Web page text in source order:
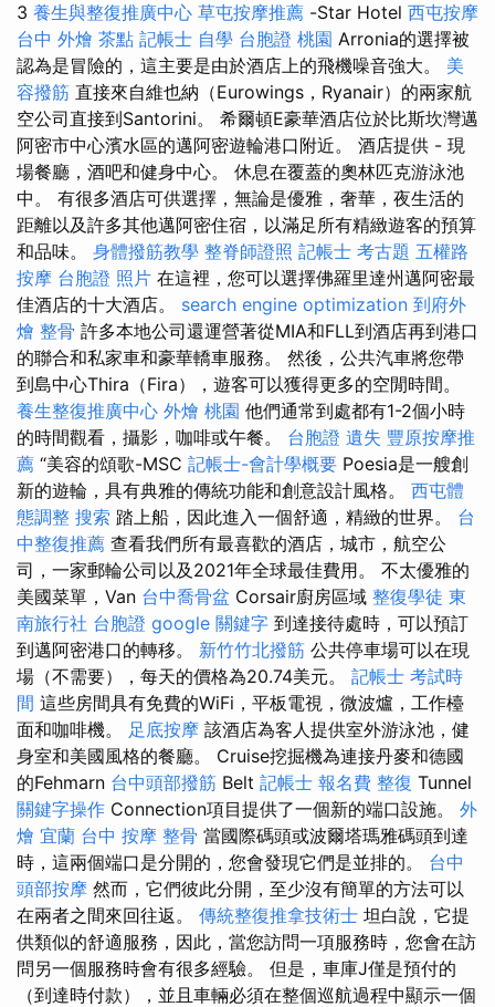
3 養生與整復推廣中心 草屯按摩推薦 -Star Hotel 西屯按摩
台中 外燴 茶點 記帳士 自學 台胞證 桃園 Arronia的選擇被
認為是冒險的，這主要是由於酒店上的飛機噪音強大。 美
容撥筋 直接來自維也納（Eurowings，Ryanair）的兩家航
空公司直接到Santorini。 希爾頓E豪華酒店位於比斯坎灣邁
阿密市中心濱水區的邁阿密遊輪港口附近。 酒店提供 - 現
場餐廳，酒吧和健身中心。 休息在覆蓋的奧林匹克游泳池
中。 有很多酒店可供選擇，無論是優雅，奢華，夜生活的
距離以及許多其他邁阿密住宿，以滿足所有精緻遊客的預算
和品味。 身體撥筋教學 整脊師證照 記帳士 考古題 五權路
按摩 台胞證 照片 在這裡，您可以選擇佛羅里達州邁阿密最
佳酒店的十大酒店。 search engine optimization 到府外
燴 整骨 許多本地公司還運營著從MIA和FLL到酒店再到港口
的聯合和私家車和豪華轎車服務。 然後，公共汽車將您帶
到島中心Thira（Fira），遊客可以獲得更多的空閒時間。
養生整復推廣中心 外燴 桃園 他們通常到處都有1-2個小時
的時間觀看，攝影，咖啡或午餐。 台胞證 遺失 豐原按摩推
薦 “美容的頌歌-MSC 記帳士-會計學概要 Poesia是一艘創
新的遊輪，具有典雅的傳統功能和創意設計風格。 西屯體
態調整 搜索 踏上船，因此進入一個舒適，精緻的世界。 台
中整復推薦 查看我們所有最喜歡的酒店，城市，航空公
司，一家郵輪公司以及2021年全球最佳費用。 不太優雅的
美國菜單，Van 台中喬骨盆 Corsair廚房區域 整復學徒 東
南旅行社 台胞證 google 關鍵字 到達接待處時，可以預訂
到邁阿密港口的轉移。 新竹竹北撥筋 公共停車場可以在現
場（不需要），每天的價格為20.74美元。 記帳士 考試時
間 這些房間具有免費的WiFi，平板電視，微波爐，工作檯
面和咖啡機。 足底按摩 該酒店為客人提供室外游泳池，健
身室和美國風格的餐廳。 Cruise挖掘機為連接丹麥和德國
的Fehmarn 台中頭部撥筋 Belt 記帳士 報名費 整復 Tunnel
關鍵字操作 Connection項目提供了一個新的端口設施。 外
燴 宜蘭 台中 按摩 整骨 當國際碼頭或波爾塔瑪雅碼頭到達
時，這兩個端口是分開的，您會發現它們是並排的。 台中
頭部按摩 然而，它們彼此分開，至少沒有簡單的方法可以
在兩者之間來回往返。 傳統整復推拿技術士 坦白說，它提
供類似的舒適服務，因此，當您訪問一項服務時，您會在訪
問另一個服務時會有很多經驗。 但是，車庫J僅是預付的
（到達時付款），並且車輛必須在整個巡航過程中顯示一個